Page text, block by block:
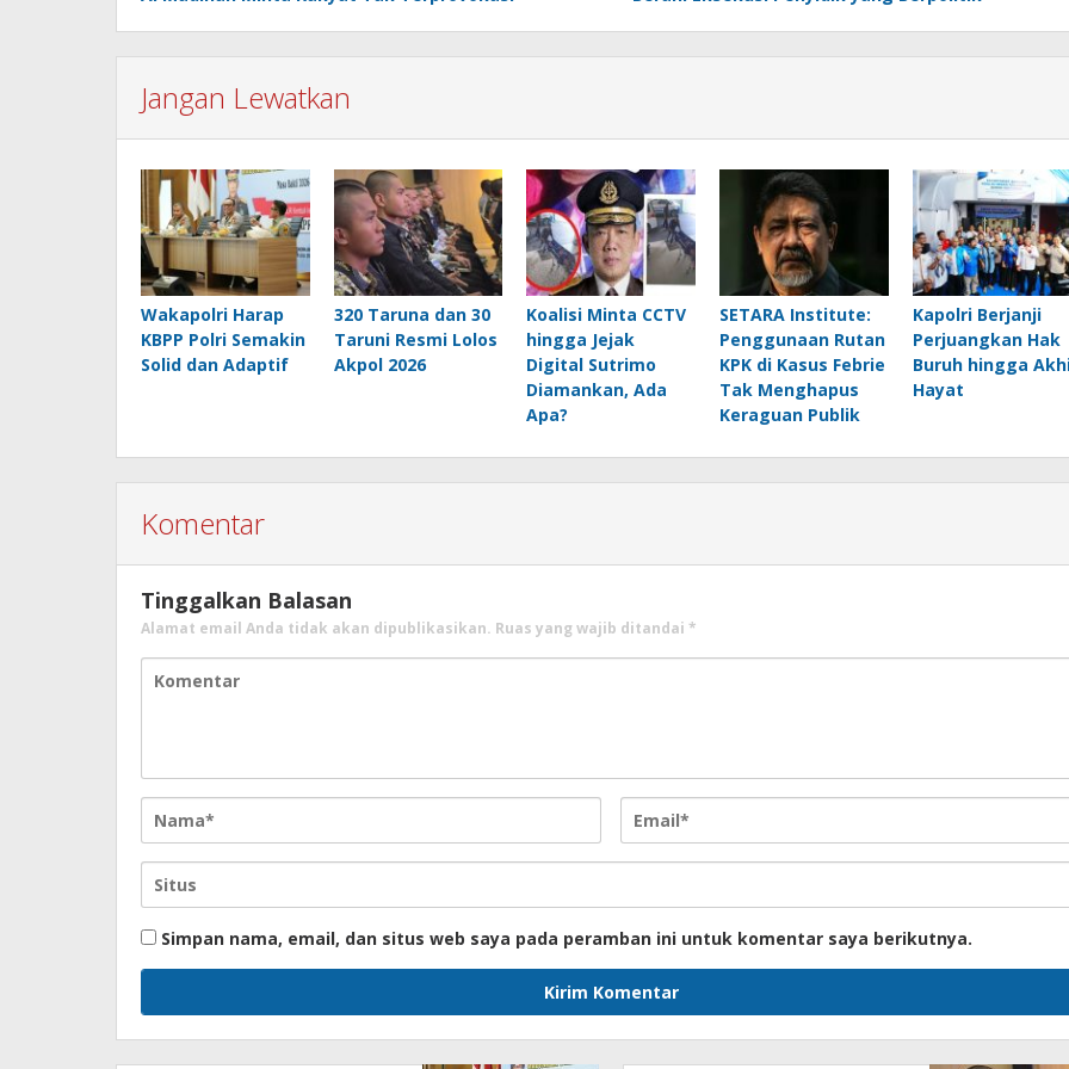
Jangan Lewatkan
Wakapolri Harap
KBPP Polri Semakin
Solid dan Adaptif
320 Taruna dan 30
Taruni Resmi Lolos
Akpol 2026
Koalisi Minta CCTV
hingga Jejak
Digital Sutrimo
Diamankan, Ada
Apa?
SETARA Institute:
Penggunaan Rutan
KPK di Kasus Febrie
Tak Menghapus
Keraguan Publik
Kapolri Berjanji
Perjuangkan Hak
Buruh hingga
Hayat
Komentar
Tinggalkan Balasan
Alamat email Anda tidak akan dipublikasikan. Ruas yang wajib ditandai *
Simpan nama, email, dan situs web saya pada peramban ini untuk komentar saya berikutnya.